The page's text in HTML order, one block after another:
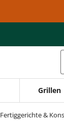
Grillen
Fertiggerichte &